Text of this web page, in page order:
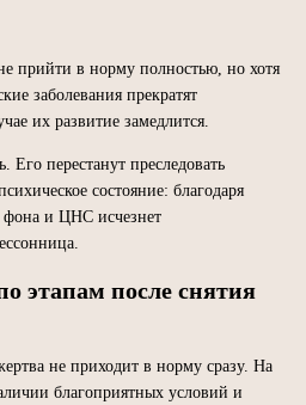
прийти в норму полностью, но хотя
заболевания прекратят
их развитие замедлится.
Его перестанут преследовать
состояние: благодаря
фона и ЦНС исчезнет
этапам после снятия
не приходит в норму сразу. На
благоприятных условий и